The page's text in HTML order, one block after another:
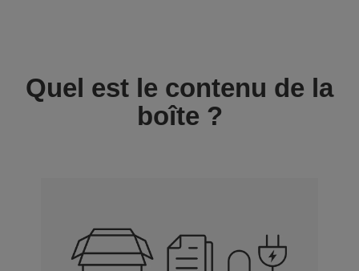
Quel est le contenu de la
boîte ?